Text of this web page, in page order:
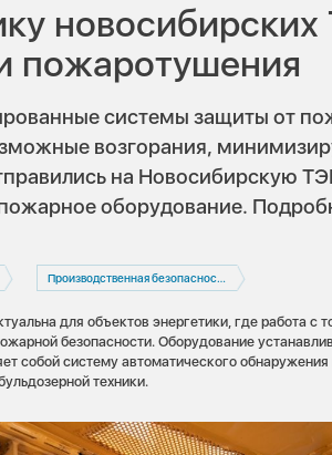
пожаротушения
системы защиты от
возгорания,
на Новосибирскую
оборудование.
Производственная безопасность
для объектов энергетики, где работа с
безопасности. Оборудование
собой систему автоматического
техники.